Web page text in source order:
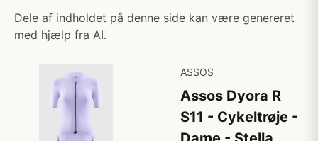
Dele af indholdet på denne side kan være genereret
med hjælp fra AI.
ASSOS
Assos Dyora R
S11 - Cykeltrøje -